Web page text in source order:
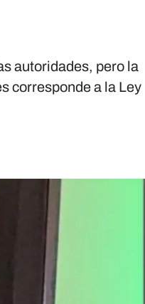
autoridades, pero la
corresponde a la Ley